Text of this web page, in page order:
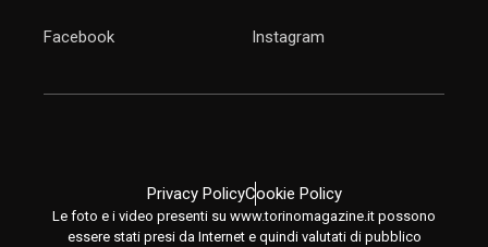
Facebook Instagram
Privacy PolicyCookie Policy
Le foto e i video presenti su www.torinomagazine.it possono
essere stati presi da Internet e quindi valutati di pubblico